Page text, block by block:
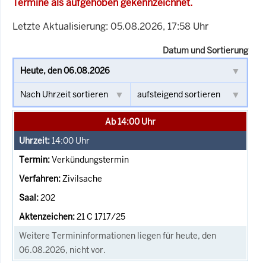
Letzte Aktualisierung: 05.08.2026, 17:58 Uhr
Datum und Sortierung
Ab 14:00 Uhr
14:00 Uhr
Verkündungstermin
Zivilsache
202
21 C 1717/25
Weitere Termininformationen liegen für heute, den
06.08.2026, nicht vor.